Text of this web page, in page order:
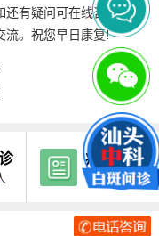
有疑问可在线咨询我们
流。祝您早日康复!
病例报告
今日275人